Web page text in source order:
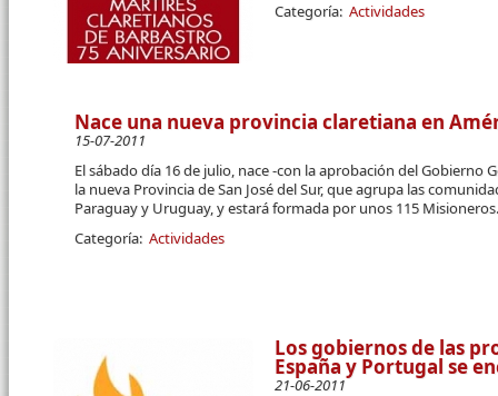
Categoría: Actividades
Nace una nueva provincia claretiana en
15-07-2011
El sábado día 16 de julio, nace -con la aprobación del Gobierno
la nueva Provincia de San José del Sur, que agrupa las
Paraguay y Uruguay, y estará formada por unos 115
Categoría: Actividades
Los gobiernos de las
España y Portugal se
21-06-2011